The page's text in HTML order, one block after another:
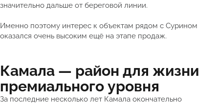
значительно дальше от береговой линии.
Именно поэтому интерес к объектам рядом с Сурином
оказался очень высоким ещё на этапе продаж.
Камала — район для жизни
премиального уровня
За последние несколько лет Камала окончательно